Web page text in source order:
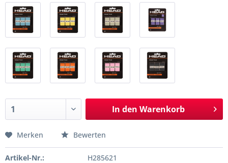
In den Warenkorb
Merken Bewerten
Artikel-Nr.: H285621